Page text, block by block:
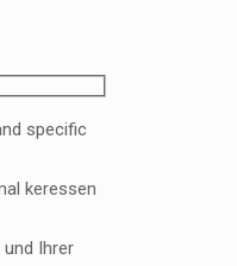
specific
keressen
Ihrer